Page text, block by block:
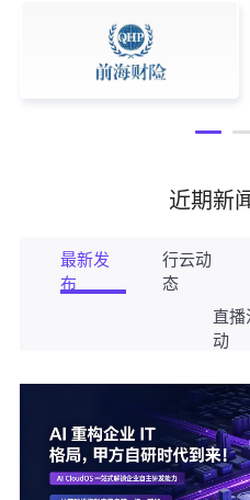
近期新
最新发
布
行云动
态
直播
动